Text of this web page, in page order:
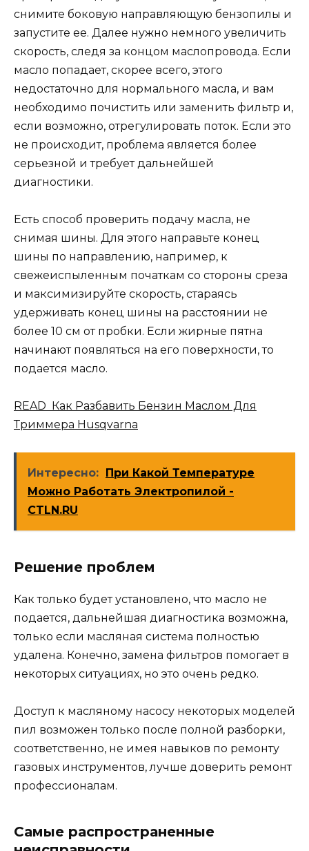
снимите боковую направляющую бензопилы и
запустите ее. Далее нужно немного увеличить
скорость, следя за концом маслопровода. Если
масло попадает, скорее всего, этого
недостаточно для нормального масла, и вам
необходимо почистить или заменить фильтр и,
если возможно, отрегулировать поток. Если это
не происходит, проблема является более
серьезной и требует дальнейшей
диагностики.
Есть способ проверить подачу масла, не
снимая шины. Для этого направьте конец
шины по направлению, например, к
свежеиспыленным початкам со стороны среза
и максимизируйте скорость, стараясь
удерживать конец шины на расстоянии не
более 10 см от пробки. Если жирные пятна
начинают появляться на его поверхности, то
подается масло.
READ Как Разбавить Бензин Маслом Для
Триммера Husqvarna
Интересно: При Какой Температуре
Можно Работать Электропилой -
CTLN.RU
Решение проблем
Как только будет установлено, что масло не
подается, дальнейшая диагностика возможна,
только если масляная система полностью
удалена. Конечно, замена фильтров помогает в
некоторых ситуациях, но это очень редко.
Доступ к масляному насосу некоторых моделей
пил возможен только после полной разборки,
соответственно, не имея навыков по ремонту
газовых инструментов, лучше доверить ремонт
профессионалам.
Самые распространенные